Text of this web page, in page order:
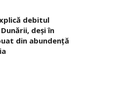
debitul
deși în
din abundență